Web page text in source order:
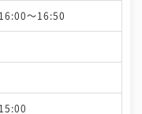
〜16:50